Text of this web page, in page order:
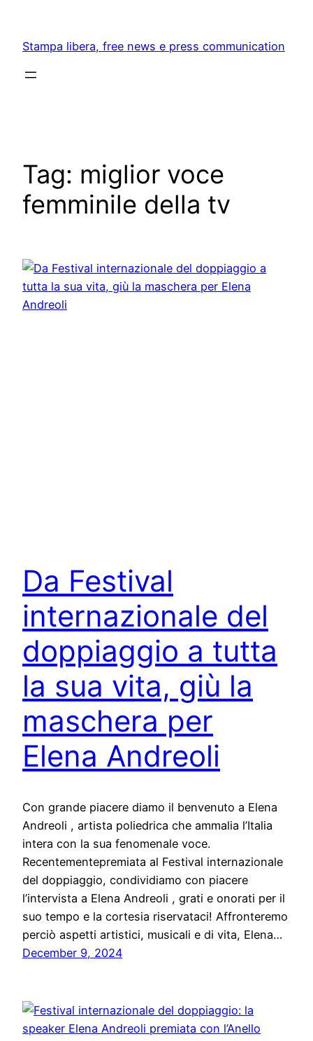
content
Stampa libera, free news e press communication
Tag: miglior voce
femminile della tv
Da Festival
internazionale del
doppiaggio a tutta
la sua vita, giù la
maschera per
Elena Andreoli
Con grande piacere diamo il benvenuto a Elena
Andreoli , artista poliedrica che ammalia l’Italia
intera con la sua fenomenale voce.
Recentementepremiata al Festival internazionale
del doppiaggio, condividiamo con piacere
l’intervista a Elena Andreoli , grati e onorati per il
suo tempo e la cortesia riservataci! Affronteremo
perciò aspetti artistici, musicali e di vita, Elena…
December 9, 2024